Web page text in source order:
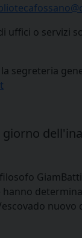
uffici o servizi